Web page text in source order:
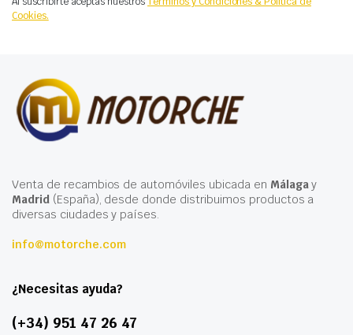
Cookies.
Venta de recambios de automóviles ubicada en Málagay
Madrid(España), desde donde distribuimos productos a
diversas ciudades y países.
info@motorche.com
¿Necesitas ayuda?
(+34) 951 47 26 47